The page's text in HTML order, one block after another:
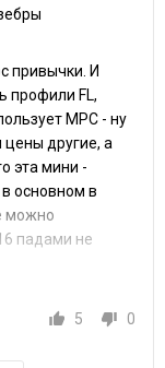
привычки. И
профили FL,
MPC - ну
другие, а
эта мини -
основном в
можно
падами не
5 0